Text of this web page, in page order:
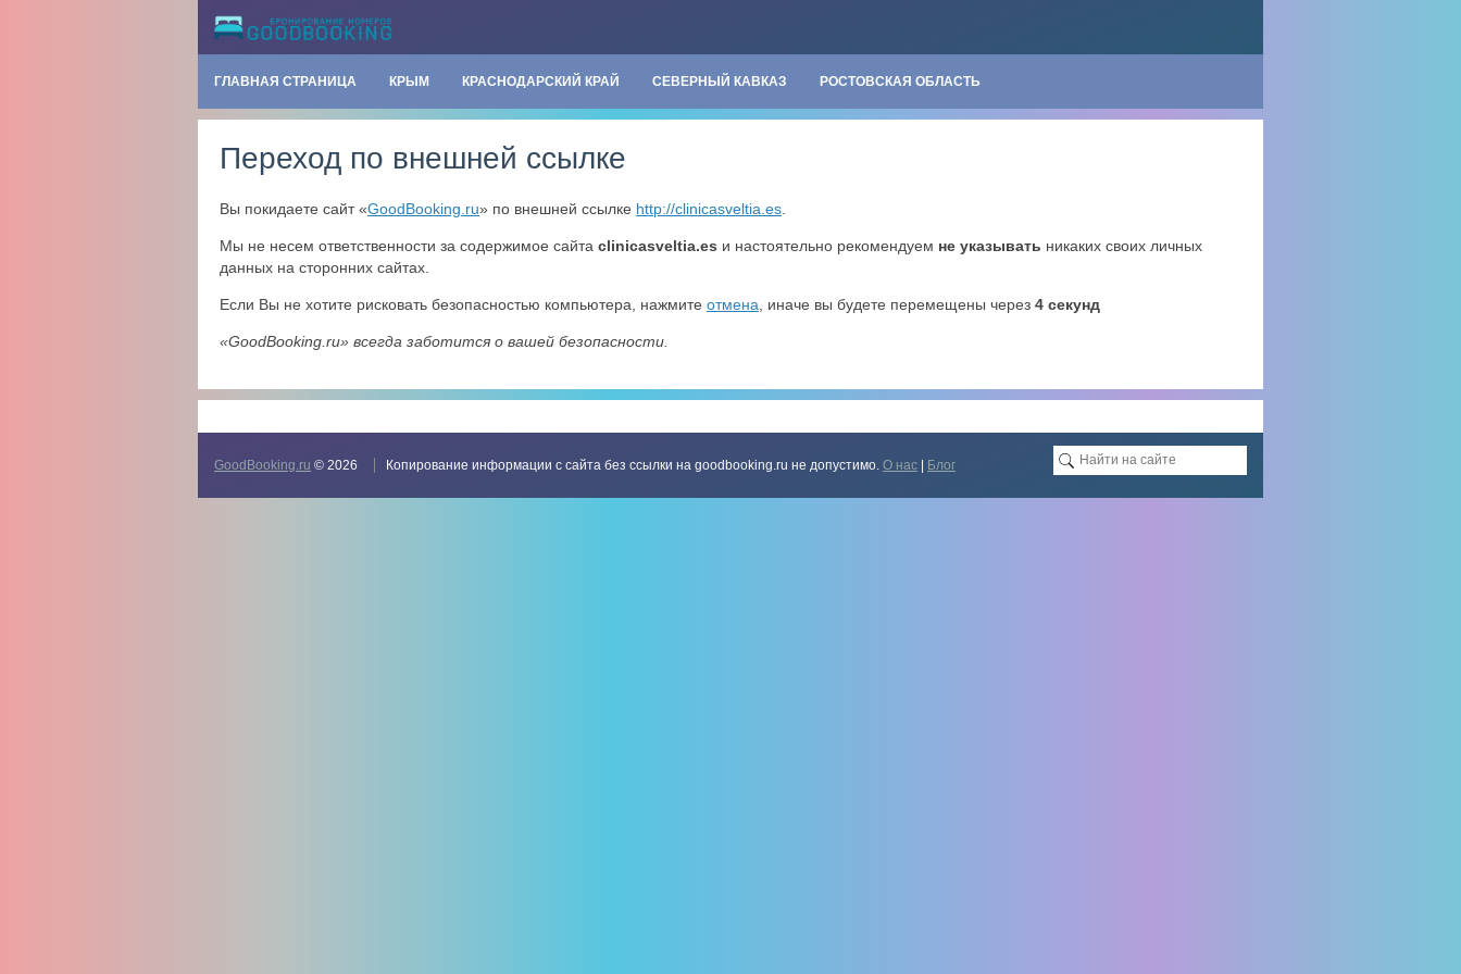
ГЛАВНАЯ СТРАНИЦА КРЫМ КРАСНОДАРСКИЙ КРАЙ СЕВЕРНЫЙ КАВКАЗ РОСТОВСКАЯ ОБЛАСТЬ
Переход по внешней ссылке
Вы покидаете сайт «GoodBooking.ru» по внешней ссылке http://clinicasveltia.es
Мы не несем ответственности за содержимое сайта clinicasveltia.es и настоятельно рекомендуем не указывать никаких своих личных
данных на сторонних сайтах.
Если Вы не хотите рисковать безопасностью компьютера, нажмите отмена , иначе вы будете перемещены через 4 секунд
«GoodBooking.ru» всегда заботится о вашей безопасности.
GoodBooking.ru © 2026 Копирование информации с сайта без ссылки на goodbooking.ru не допустимо. О нас Блог